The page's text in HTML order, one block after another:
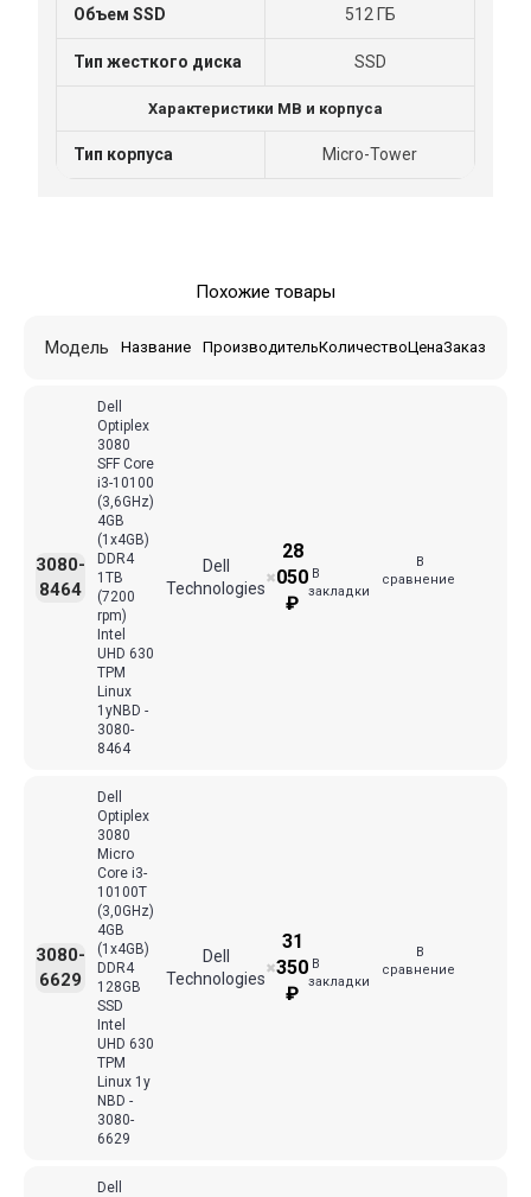
Объем SSD 512 ГБ
Тип жесткого диска SSD
Характеристики МВ и корпуса
Тип корпуса Micro-Tower
Похожие товары
Название Производитель
Модель КоличествоЦенаЗаказ
Dell
Optiplex
3080
SFF Core
i3-10100
(3,6GHz)
4GB
(1x4GB)
DDR4
1TB
(7200
rpm)
Intel
UHD 630
TPM
Linux
1yNBD -
3080-
8464
Dell
Technologies
3080-
8464
✖
28
050
₽
В
закладки
В
сравнение
Dell
Optiplex
3080
Micro
Core i3-
10100T
(3,0GHz)
4GB
(1x4GB)
DDR4
128GB
SSD
Intel
UHD 630
TPM
Linux 1y
NBD -
3080-
6629
Dell
Technologies
3080-
6629
✖
31
350
₽
В
закладки
В
сравнение
Dell